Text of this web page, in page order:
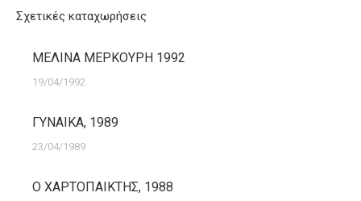
Σχετικές καταχωρήσεις
ΜΕΛΙΝΑ ΜΕΡΚΟΥΡΗ 1992
19/04/1992
ΓΥΝΑΙΚΑ, 1989
23/04/1989
Ο ΧΑΡΤΟΠΑΙΚΤΗΣ, 1988